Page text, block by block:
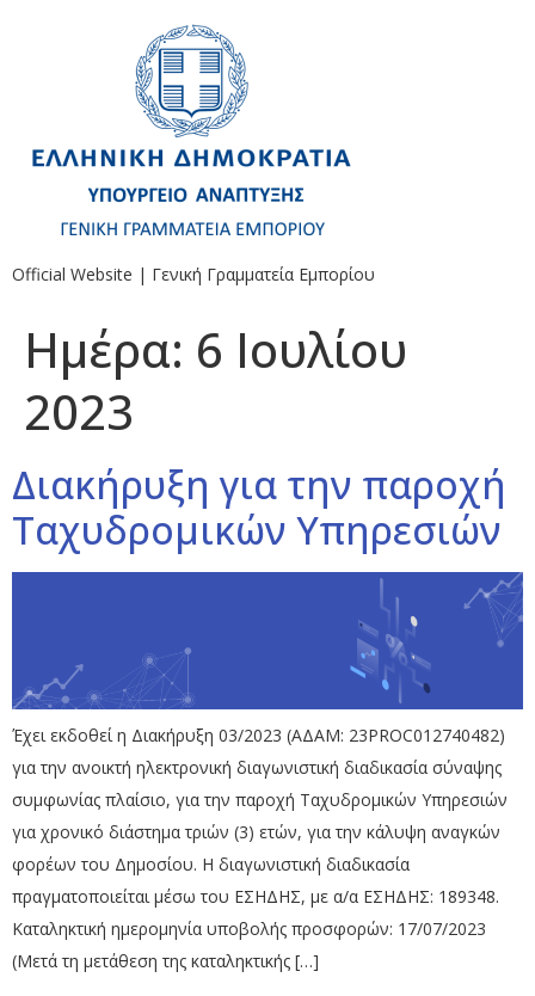
Official Website | Γενική Γραμματεία Εμπορίου
Ημέρα: 6 Ιουλίου
2023
Διακήρυξη για την παροχή
Ταχυδρομικών Υπηρεσιών
Έχει εκδοθεί η Διακήρυξη 03/2023 (ΑΔΑΜ: 23PROC012740482)
για την ανοικτή ηλεκτρονική διαγωνιστική διαδικασία σύναψης
συμφωνίας πλαίσιο, για την παροχή Ταχυδρομικών Υπηρεσιών
για χρονικό διάστημα τριών (3) ετών, για την κάλυψη αναγκών
φορέων του Δημοσίου. Η διαγωνιστική διαδικασία
πραγματοποιείται μέσω του ΕΣΗΔΗΣ, με α/α ΕΣΗΔΗΣ: 189348.
Καταληκτική ημερομηνία υποβολής προσφορών: 17/07/2023
(Μετά τη μετάθεση της καταληκτικής […]